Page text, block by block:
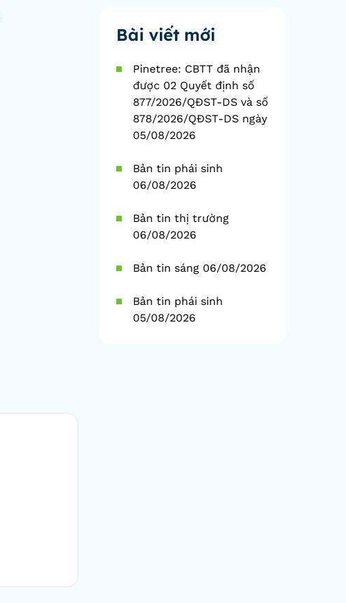
Bài viết mới
Pinetree: CBTT đã nhận
được 02 Quyết định số
877/2026/QĐST-DS và số
878/2026/QĐST-DS ngày
05/08/2026
Bản tin phái sinh
06/08/2026
Bản tin thị trường
06/08/2026
Bản tin sáng 06/08/2026
Bản tin phái sinh
05/08/2026